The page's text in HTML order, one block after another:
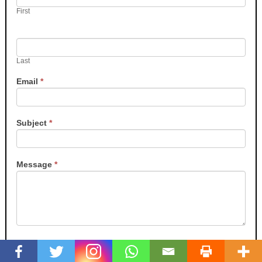
First
Last
Email*
Subject*
Message*